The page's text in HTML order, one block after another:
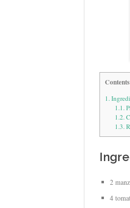
Contents
1.
1.1.
1.2.
1.3.
2
4